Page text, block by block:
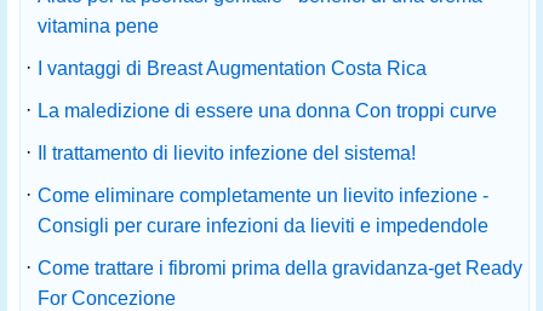
vitamina pene
·
I vantaggi di Breast Augmentation Costa Rica
· La maledizione di essere una donna Con troppi curve
·
Il trattamento di lievito infezione del sistema!
· Come eliminare completamente un lievito infezione -
Consigli per curare infezioni da lieviti e impedendole
· Come trattare i fibromi prima della gravidanza-get Ready
For Concezione